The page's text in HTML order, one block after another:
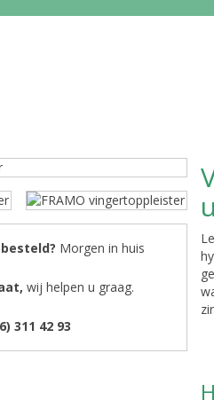
Morgen in huis
wij helpen u graag.
311 42 93